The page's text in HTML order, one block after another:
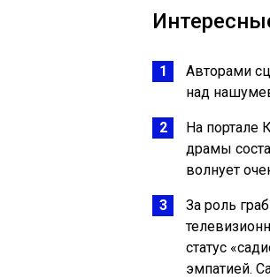
Авторами
над
На портале
драмы
волнует
За роль
статус
эмпатией.